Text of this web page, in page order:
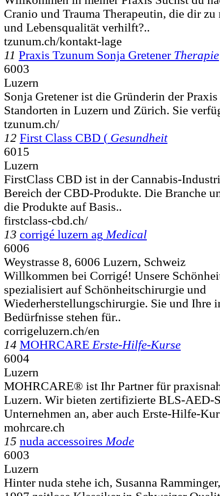
Cranio und Trauma Therapeutin, die dir zu
und Lebensqualität verhilft?..
tzunum.ch/kontakt-lage
11 Praxis Tzunum Sonja Gretener Therapie
6003
Luzern
Sonja Gretener ist die Gründerin der
Standorten in Luzern und Zürich. Sie
tzunum.ch/
12 First Class CBD ( Gesundheit
6015
Luzern
FirstClass CBD ist in der Cannabis-
Bereich der CBD-Produkte. Die Branche
die Produkte auf Basis..
firstclass-cbd.ch/
13 corrigé luzern ag Medical
6006
Weystrasse 8, 6006 Luzern, Schweiz
Willkommen bei Corrigé! Unsere
spezialisiert auf Schönheitschirurgie und
Wiederherstellungschirurgie. Sie und Ihre
Bedürfnisse stehen für..
corrigeluzern.ch/en
14 MOHRCARE Erste-Hilfe-Kurse
6004
Luzern
MOHRCARE® ist Ihr Partner für
Luzern. Wir bieten zertifizierte BLS-AED-
Unternehmen an, aber auch Erste-Hilfe-
mohrcare.ch
15 nuda accessoires Mode
6003
Luzern
Hinter nuda stehe ich, Susanna